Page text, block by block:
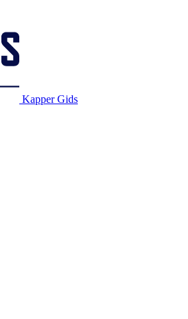
Kapper Gids